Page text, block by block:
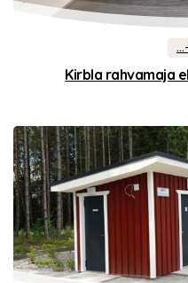
Kirbla rahvamaja